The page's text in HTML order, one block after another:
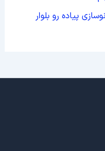
پیاده رو بلوار